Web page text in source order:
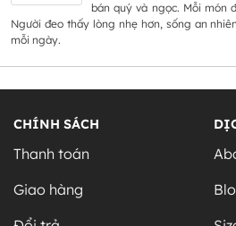
bán quý và ngọc. Mỗi món
Người đeo thấy lòng nhẹ hơn, sống an
mỗi ngày.
CHÍNH SÁCH
Thanh toán
Giao hàng